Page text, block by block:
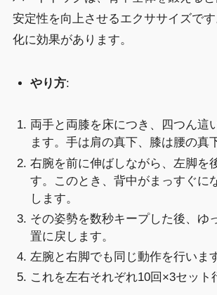
安定性を向上させるエクササイズで
化に効果があります。
やり方:
両手と両膝を床につき、四つん這
ます。手は肩の真下、膝は腰の真
右腕を前に伸ばしながら、左脚を
す。このとき、背中がまっすぐに
します。
その姿勢を数秒キープした後、ゆ
置に戻します。
左腕と右脚でも同じ動作を行いま
これを左右それぞれ10回×3セット